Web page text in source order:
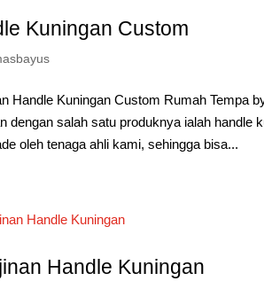
Kuningan Custom
Handle Kuningan Custom Rumah Tempa
dengan salah satu produknya ialah handle
oleh tenaga ahli kami, sehingga bisa...
Handle Kuningan